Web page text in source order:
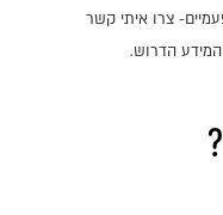
צרו איתי קשר
הדרוש.